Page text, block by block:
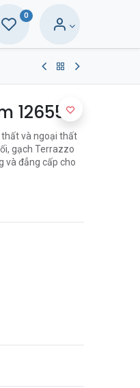
0
12655
và ngoại thất
gạch Terrazzo
và đẳng cấp cho